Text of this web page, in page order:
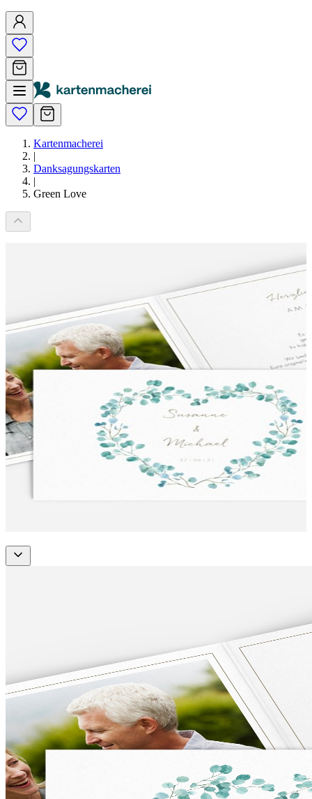
Kartenmacherei
|
Danksagungskarten
|
Green Love